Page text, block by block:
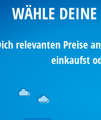
Kostenlose
WÄHLE
relevanten Preise
einkaufst